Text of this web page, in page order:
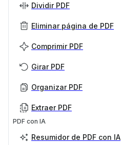
Dividir PDF
Eliminar página de PDF
Comprimir PDF
Girar PDF
Organizar PDF
Extraer PDF
PDF con IA
Resumidor de PDF con IA